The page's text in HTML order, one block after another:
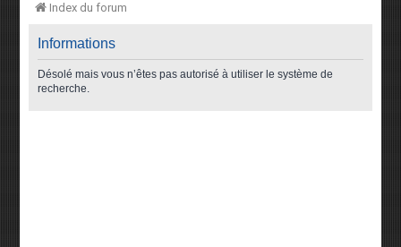
Index du forum
Informations
Désolé mais vous n’êtes pas autorisé à utiliser le système de
recherche.